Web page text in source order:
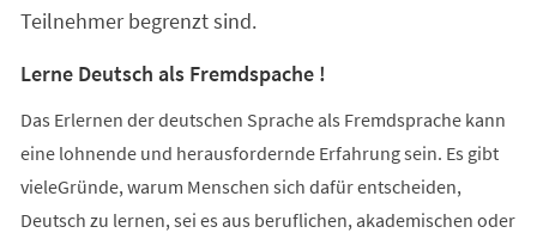
Teilnehmer begrenzt sind.
Lerne Deutsch als Fremdspache !
Das Erlernen der deutschen Sprache als Fremdsprache kann
eine lohnende und herausfordernde Erfahrung sein. Es gibt
vieleGründe, warum Menschen sich dafür entscheiden,
Deutsch zu lernen, sei es aus beruflichen, akademischen oder